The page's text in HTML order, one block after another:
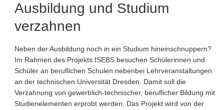
Ausbildung und Studium
verzahnen
Neben der Ausbildung noch in ein Studium hineinschnuppern?
Im Rahmen des Projekts ISEBS besuchen Schülerinnen und
Schüler an beruflichen Schulen nebenbei Lehrveranstaltungen
an der technischen Universität Dresden. Damit soll die
Verzahnung von gewerblich-technischer, beruflicher Bildung mit
Studienelementen erprobt werden. Das Projekt wird von der